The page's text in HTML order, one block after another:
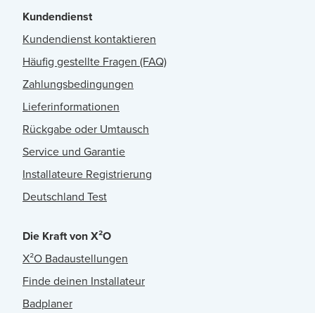
Kundendienst
Kundendienst kontaktieren
Häufig gestellte Fragen (FAQ)
Zahlungsbedingungen
Lieferinformationen
Rückgabe oder Umtausch
Service und Garantie
Installateure Registrierung
Deutschland Test
Die Kraft von X²O
X²O Badaustellungen
Finde deinen Installateur
Badplaner